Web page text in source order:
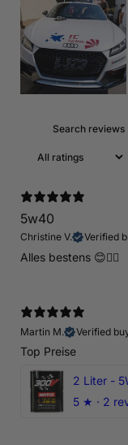
5w40
Christine V. Verified
Alles bestens 😊👍🏻
Martin M.
Verified
Top Preise
5 ★ · 2